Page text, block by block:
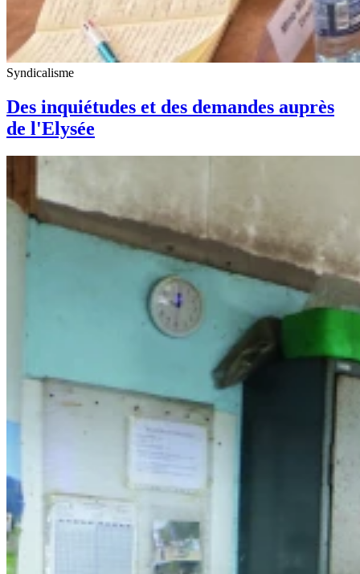
Syndicalisme
Des inquiétudes et des demandes auprès
de l'Elysée